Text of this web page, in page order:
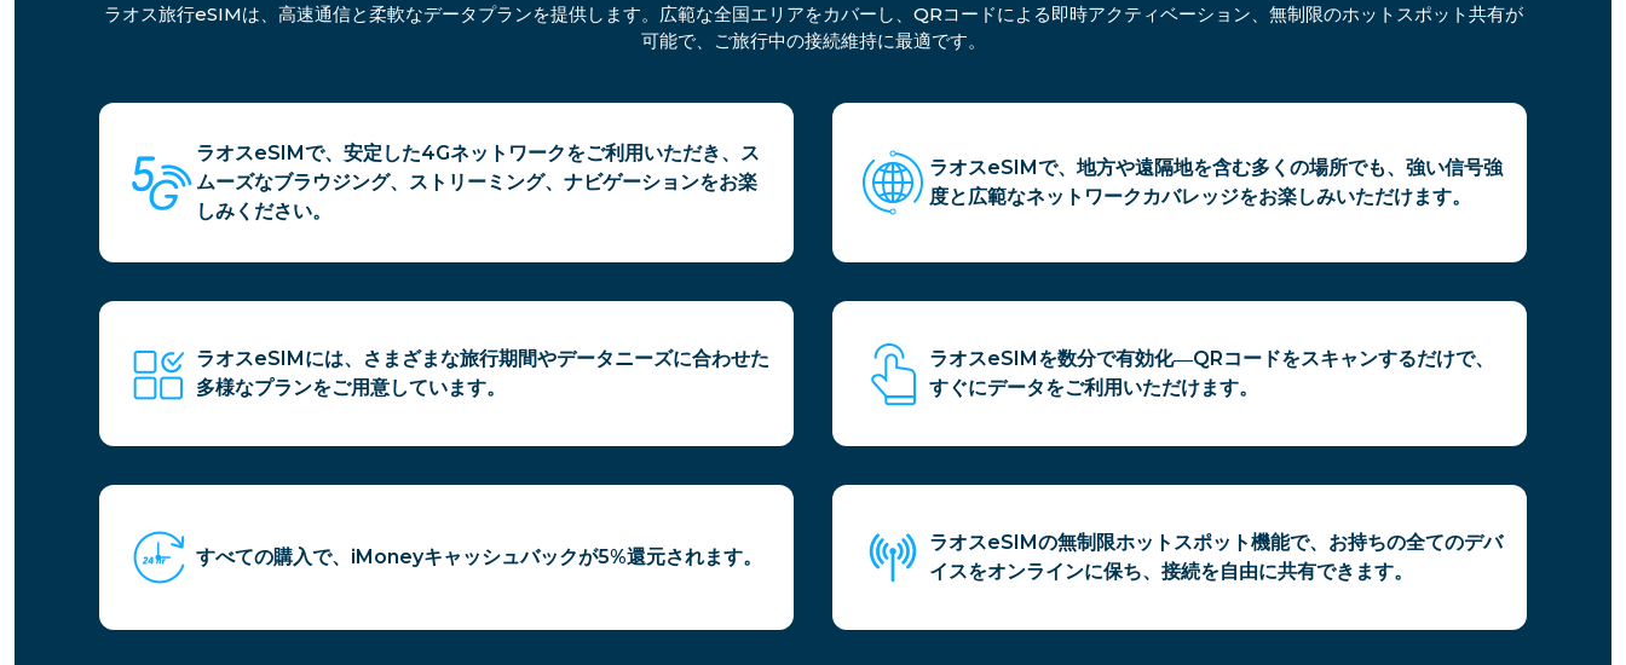
ラオス旅行eSIMは、高速通信と柔軟なデータプランを提供します。広範な全国エリアをカバーし、QRコードによる即時アクティベーション、無制限のホットスポット共有が
可能で、ご旅行中の接続維持に最適です。
ラオスeSIMで、安定した4Gネットワークをご利用いただき、ス
ムーズなブラウジング、ストリーミング、ナビゲーションをお楽
しみください。
ラオスeSIMで、地方や遠隔地を含む多くの場所でも、強い信号強
度と広範なネットワークカバレッジをお楽しみいただけます。
ラオスeSIMには、さまざまな旅行期間やデータニーズに合わせた
多様なプランをご用意しています。
ラオスeSIMを数分で有効化―QRコードをスキャンするだけで、
すぐにデータをご利用いただけます。
すべての購入で、iMoneyキャッシュバックが5%還元されます。
ラオスeSIMの無制限ホットスポット機能で、お持ちの全てのデバ
イスをオンラインに保ち、接続を自由に共有できます。